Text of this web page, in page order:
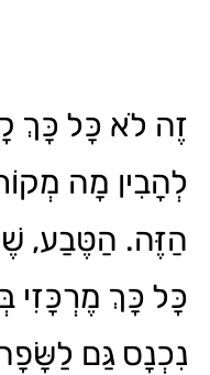
זֶה לֹא כָּל כָּךְ
לְהָבִין מָה
הַזֶּה. הַטֶּבַע,
כָּל כָּךְ מֶרְכָּזִי
נִכְנָס גַּם